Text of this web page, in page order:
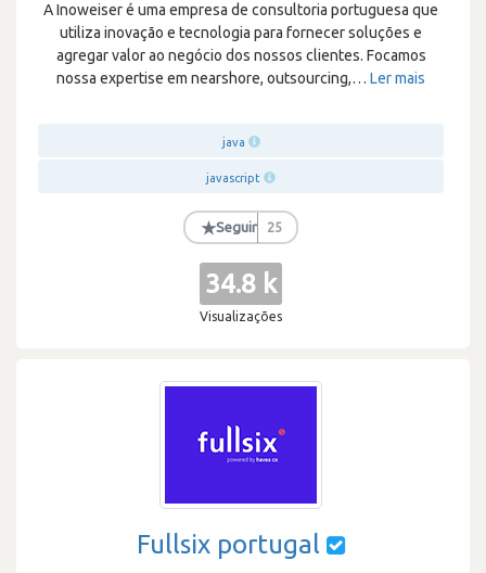
A Inoweiser é uma empresa de consultoria portuguesa que
utiliza inovação e tecnologia para fornecer soluções e
agregar valor ao negócio dos nossos clientes. Focamos
nossa expertise em nearshore, outsourcing,… Ler mais
java
javascript
★Seguir 25
34.8 k
Visualizações
Fullsix portugal